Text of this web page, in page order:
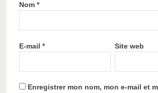
Nom*
E-mail* Site web
Enregistrer mon nom, mon e-mail et